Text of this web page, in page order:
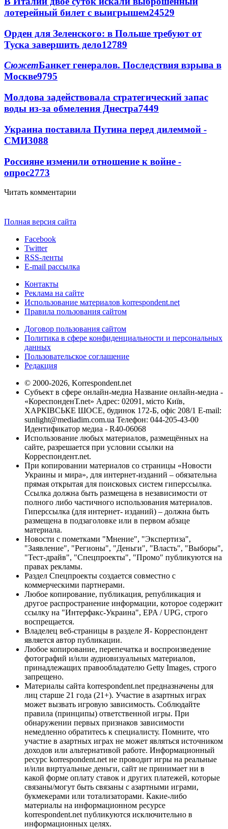
лотерейный билет с выигрышем24529
Орден для Зеленского: в Польше требуют от
Туска завершить дело12789
СюжетБанкет генералов. Последствия взрыва в
Москве9795
Молдова задействовала стратегический запас
воды из-за обмеления Днестра7449
Украина поставила Путина перед дилеммой -
СМИ3088
Россияне изменили отношение к войне -
опрос2773
Читать комментарии
Полная версия сайта
Facebook
Twitter
RSS-ленты
E-mail рассылка
Контакты
Реклама на сайте
Использование материалов korrespondent.net
Правила пользования сайтом
Договор пользования сайтом
Политика в сфере конфиденциальности и персональных
данных
Пользовательское соглашение
Редакция
© 2000-2026, Korrespondent.net
Субъект в сфере онлайн-медиа Название онлайн-медиа -
«КореспонденТ.net» Адрес: 02091, місто Київ,
ХАРКІВСЬКЕ ШОСЕ, будинок 172-Б, офіс 208/1 E-mail:
sunlight@mediadim.com.ua Телефон: 044-205-43-00
Идентификатор медиа - R40-06068
Использование любых материалов, размещённых на
сайте, разрешается при условии ссылки на
Корреспондент.net.
При копировании материалов со страницы «Новости
Украины и мира», для интернет-изданий – обязательна
прямая открытая для поисковых систем гиперссылка.
Ссылка должна быть размещена в независимости от
полного либо частичного использования материалов.
Гиперссылка (для интернет- изданий) – должна быть
размещена в подзаголовке или в первом абзаце
материала.
Новости с пометками "Мнение", "Экспертиза",
"Заявление", "Регионы", "Деньги", "Власть", "Выборы",
"Тест-драйв", "Спецпроекты", "Промо" публикуются на
правах рекламы.
Раздел Спецпроекты создается совместно с
коммерческими партнерами.
Любое копирование, публикация, републикация и
другое распространение информации, которое содержит
ссылку на "Интерфакс-Украина", EPA / UPG, строго
воспрещается.
Владелец веб-страницы в разделе Я- Корреспондент
является автор публикации.
Любое копирование, перепечатка и воспроизведение
фотографий и/или аудиовизуальных материалов,
принадлежащих правообладателю Getty Images, строго
запрещено.
Материалы сайта korrespondent.net предназначены для
лиц старше 21 года (21+). Участие в азартных играх
может вызвать игровую зависимость. Соблюдайте
правила (принципы) ответственной игры. При
обнаружении первых признаков зависимости
немедленно обратитесь к специалисту. Помните, что
участие в азартных играх не может являться источником
доходов или альтернативой работе. Информационный
ресурс korrespondent.net не проводит игры на реальные
и/или виртуальные деньги, сайт не принимает ни в
какой форме оплату ставок и других платежей, которые
связаны/могут быть связаны с азартными играми,
букмекерами или тотализаторами. Какие-либо
материалы на информационном ресурсе
korrespondent.net публикуются исключительно в
информационных целях.